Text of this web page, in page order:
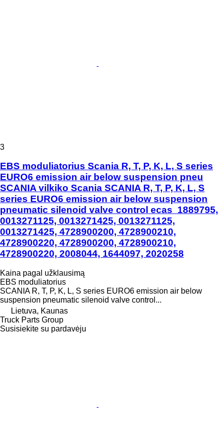
3
EBS moduliatorius Scania R, T, P, K, L, S series
EURO6 emission air below suspension pneu
SCANIA vilkiko Scania SCANIA R, T, P, K, L, S
series EURO6 emission air below suspension
pneumatic silenoid valve control ecas 1889795,
0013271125, 0013271425, 0013271125,
0013271425, 4728900200, 4728900210,
4728900220, 4728900200, 4728900210,
4728900220, 2008044, 1644097, 2020258
Kaina pagal užklausimą
EBS moduliatorius
SCANIA R, T, P, K, L, S series EURO6 emission air below
suspension pneumatic silenoid valve control...
Lietuva, Kaunas
Truck Parts Group
Susisiekite su pardavėju